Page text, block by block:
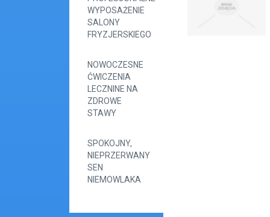
WYPOSAŻENIE
SALONY
FRYZJERSKIEGO
NOWOCZESNE
ĆWICZENIA
LECZNINE NA
ZDROWE
STAWY
SPOKOJNY,
NIEPRZERWANY
SEN
NIEMOWLAKA